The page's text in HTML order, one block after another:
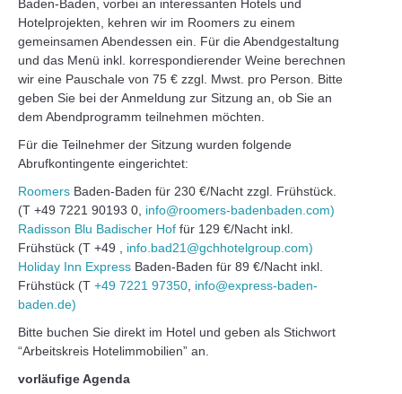
Baden-Baden, vorbei an interessanten Hotels und
Hotelprojekten, kehren wir im Roomers zu einem
gemeinsamen Abendessen ein. Für die Abendgestaltung
und das Menü inkl. korrespondierender Weine berechnen
wir eine Pauschale von 75 € zzgl. Mwst. pro Person. Bitte
geben Sie bei der Anmeldung zur Sitzung an, ob Sie an
dem Abendprogramm teilnehmen möchten.
Für die Teilnehmer der Sitzung wurden folgende
Abrufkontingente eingerichtet:
Roomers Baden-Baden für 230 €/Nacht zzgl. Frühstück.
(T +49 7221 90193 0, info@roomers-badenbaden.com)
Radisson Blu Badischer Hof für 129 €/Nacht inkl.
Frühstück (T +49
info.bad21@gchhotelgroup.com)
Holiday Inn Express Baden-Baden für 89 €/Nacht inkl.
Frühstück (T +49 7221 97350 info@express-baden-
baden.de)
Bitte buchen Sie direkt im Hotel und geben als Stichwort
“Arbeitskreis Hotelimmobilien” an.
vorläufige Agenda